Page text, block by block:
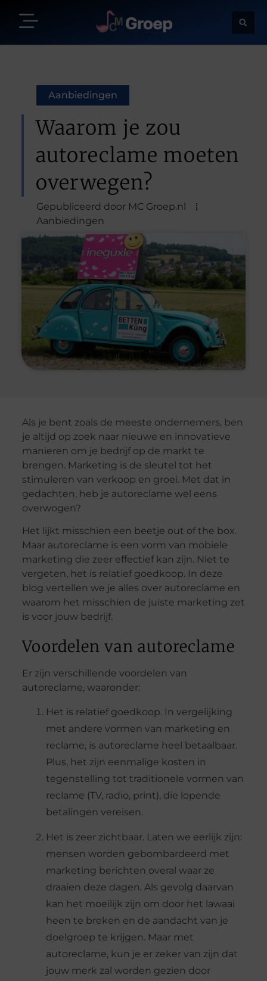
Aanbiedingen
Waarom je zou
autoreclame moeten
overwegen?
Gepubliceerd door MC Groep.nl
Aanbiedingen
Als je bent zoals de meeste ondernemers, ben
je altijd op zoek naar nieuwe en innovatieve
manieren om je bedrijf op de markt te
brengen. Marketing is de sleutel tot het
stimuleren van verkoop en groei. Met dat in
gedachten, heb je autoreclame wel eens
overwogen?
Het lijkt misschien een beetje out of the box.
Maar autoreclame is een vorm van mobiele
marketing die zeer effectief kan zijn. Niet te
vergeten, het is relatief goedkoop. In deze
blog vertellen we je alles over autoreclame en
waarom het misschien de juiste marketing zet
is voor jouw bedrijf.
Voordelen van autoreclame
Er zijn verschillende voordelen van
autoreclame, waaronder:
Het is relatief goedkoop. In vergelijking
met andere vormen van marketing en
reclame, is autoreclame heel betaalbaar.
Plus, het zijn eenmalige kosten in
tegenstelling tot traditionele vormen van
reclame (TV, radio, print), die lopende
betalingen vereisen.
Het is zeer zichtbaar. Laten we eerlijk zijn:
mensen worden gebombardeerd met
marketing berichten overal waar ze
draaien deze dagen. Als gevolg daarvan
kan het moeilijk zijn om door het lawaai
heen te breken en de aandacht van je
doelgroep te krijgen. Maar met
autoreclame, kun je er zeker van zijn dat
jouw merk zal worden gezien door